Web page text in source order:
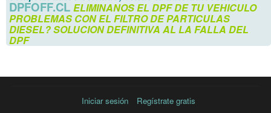
DPFOFF.CL ELIMINANOS EL DPF DE TU VEHICULO
PROBLEMAS CON EL FILTRO DE PARTICULAS
DIESEL?SOLUCION DEFINITIVA AL LA FALLA DEL
DPF
Iniciar sesión Regístrate gratis